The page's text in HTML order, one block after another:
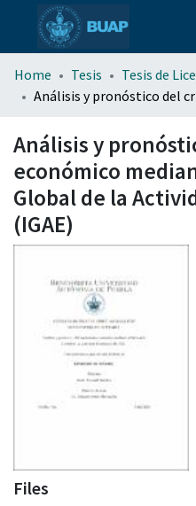
menu.section.about_menu
Home Tesis
Tesis de
Análisis y
económico
Global de la
(IGAE)
Files